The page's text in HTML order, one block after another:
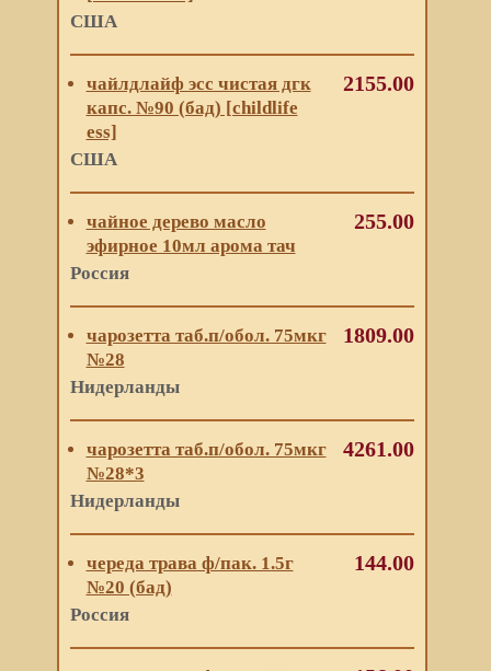
США
чайлдлайф эсс чистая дгк
капс. №90 (бад) [childlife
ess]
США
2155.00
чайное дерево масло
эфирное 10мл арома тач
Россия
255.00
чарозетта таб.п/обол. 75мкг
№28
Нидерланды
1809.00
чарозетта таб.п/обол. 75мкг
№28*3
Нидерланды
4261.00
череда трава ф/пак. 1.5г
№20 (бад)
Россия
144.00